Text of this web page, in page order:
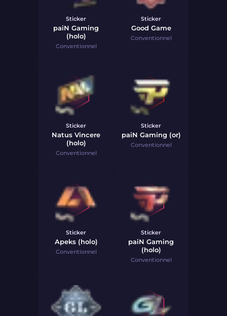
Sticker
paiN Gaming
(holo)
Conventionnel
Sticker
Good Game
Conventionnel
Sticker
Natus Vincere
(holo)
Conventionnel
Sticker
paiN Gaming (or)
Conventionnel
Sticker
Apeks (holo)
Conventionnel
Sticker
paiN Gaming
(holo)
Conventionnel